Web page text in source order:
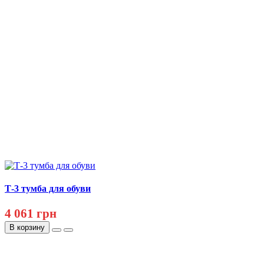
Т-3 тумба для обуви
4 061 грн
В корзину